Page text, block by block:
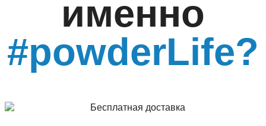
именно
#powderLife?